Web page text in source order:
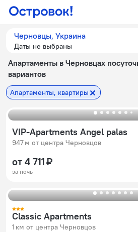
Черновцы, Украина
Даты не выбраны
Апартаменты в Черновцах
вариантов
Апартаменты, квартиры
VIP-Apartments Angel palas
947 м от центра Черновцов
от 4 711 ₽
за ночь
Classic Apartments
1 км от центра Черновцов